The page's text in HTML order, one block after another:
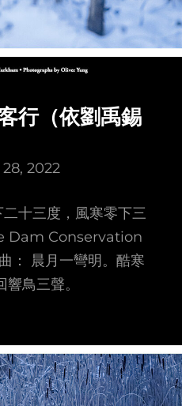
行（依劉禹錫
2022
十三度，風寒零下三
Dam Conservation
： 晨月一彎明。酷寒
鳥三聲。